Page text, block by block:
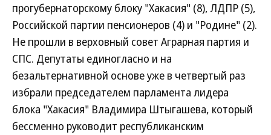
прогубернаторскому блоку "Хакасия" (8), ЛДПР (5),
Российской партии пенсионеров (4) и "Родине" (2).
Не прошли в верховный совет Аграрная партия и
СПС. Депутаты единогласно и на
безальтернативной основе уже в четвертый раз
избрали председателем парламента лидера
блока "Хакасия" Владимира Штыгашева, который
бессменно руководит республиканским